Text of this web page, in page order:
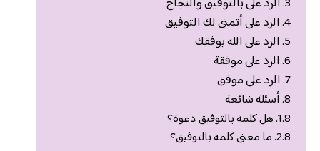
الرد على بالتوفيق والنجاح
الرد على أتمنى لك التوفيق
الرد على الله يوفقك
الرد على موفقة
الرد على موفق
أسئلة شائعة
هل كلمة بالتوفيق دعوة؟
ما معنى كلمه بالتوفيق؟